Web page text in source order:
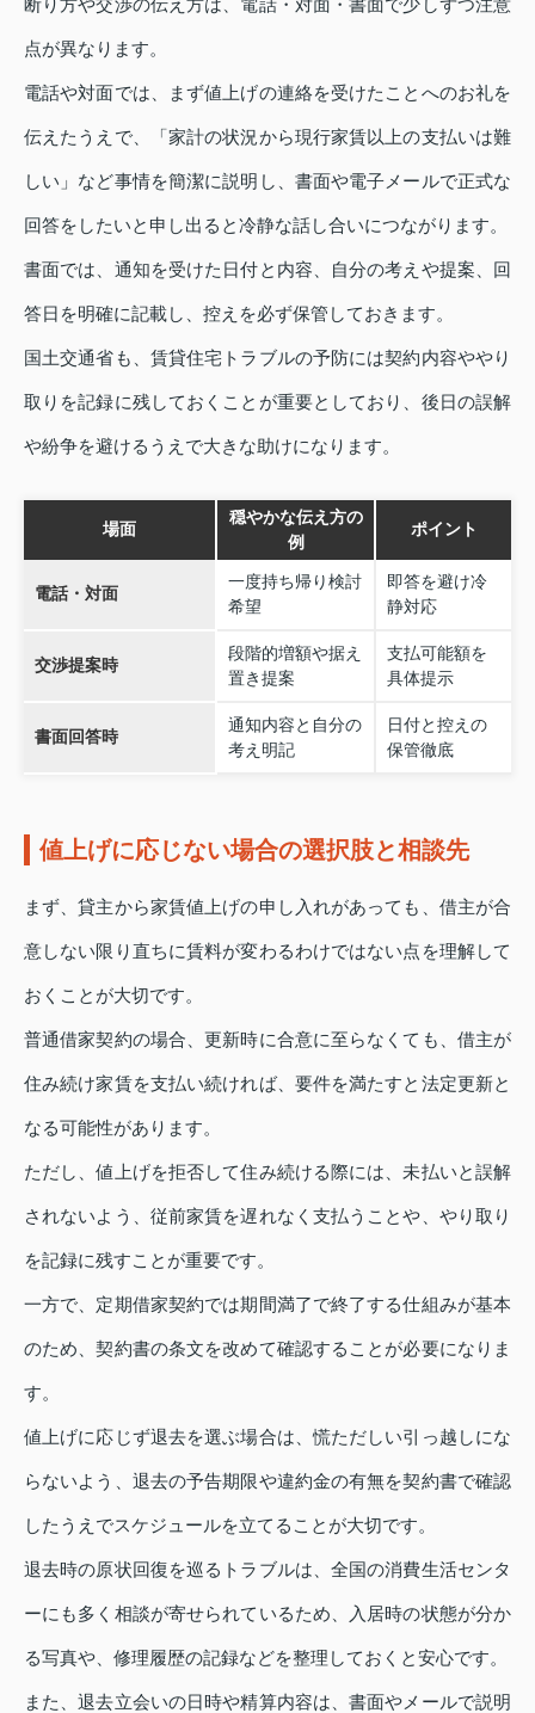
断り方や交渉の伝え方は、電話・対面・書面で少しずつ注意
点が異なります。
電話や対面では、まず値上げの連絡を受けたことへのお礼を
伝えたうえで、「家計の状況から現行家賃以上の支払いは難
しい」など事情を簡潔に説明し、書面や電子メールで正式な
回答をしたいと申し出ると冷静な話し合いにつながります。
書面では、通知を受けた日付と内容、自分の考えや提案、回
答日を明確に記載し、控えを必ず保管しておきます。
国土交通省も、賃貸住宅トラブルの予防には契約内容ややり
取りを記録に残しておくことが重要としており、後日の誤解
や紛争を避けるうえで大きな助けになります。
場面
穏やかな伝え方の
例
ポイント
電話・対面
一度持ち帰り検討
希望
即答を避け冷
静対応
交渉提案時
段階的増額や据え
置き提案
支払可能額を
具体提示
書面回答時
通知内容と自分の
考え明記
日付と控えの
保管徹底
値上げに応じない場合の選択肢と相談先
まず、貸主から家賃値上げの申し入れがあっても、借主が合
意しない限り直ちに賃料が変わるわけではない点を理解して
おくことが大切です。
普通借家契約の場合、更新時に合意に至らなくても、借主が
住み続け家賃を支払い続ければ、要件を満たすと法定更新と
なる可能性があります。
ただし、値上げを拒否して住み続ける際には、未払いと誤解
されないよう、従前家賃を遅れなく支払うことや、やり取り
を記録に残すことが重要です。
一方で、定期借家契約では期間満了で終了する仕組みが基本
のため、契約書の条文を改めて確認することが必要になりま
す。
値上げに応じず退去を選ぶ場合は、慌ただしい引っ越しにな
らないよう、退去の予告期限や違約金の有無を契約書で確認
したうえでスケジュールを立てることが大切です。
退去時の原状回復を巡るトラブルは、全国の消費生活センタ
ーにも多く相談が寄せられているため、入居時の状態が分か
る写真や、修理履歴の記録などを整理しておくと安心です。
また、退去立会いの日時や精算内容は、書面やメールで説明